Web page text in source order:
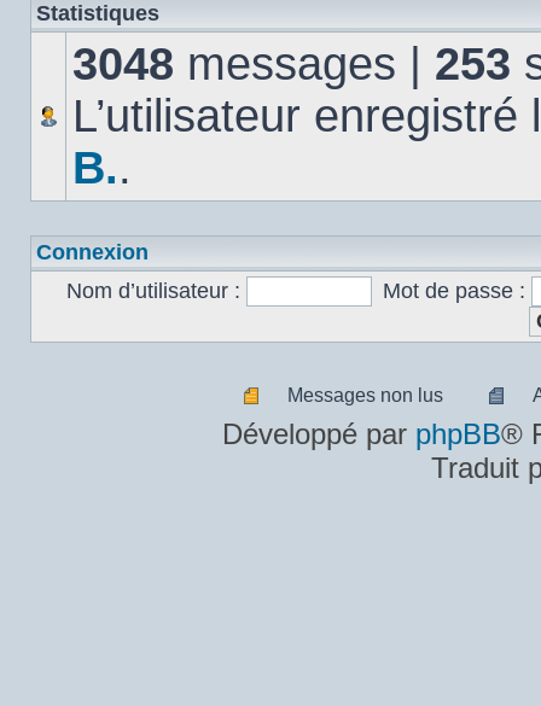
Statistiques
3048 messages | 253
L’utilisateur
B..
Connexion
Nom d’utilisateur :
Mot de passe :
Messages
non
Messages non lus
lu
Développé par phpBB®
Traduit